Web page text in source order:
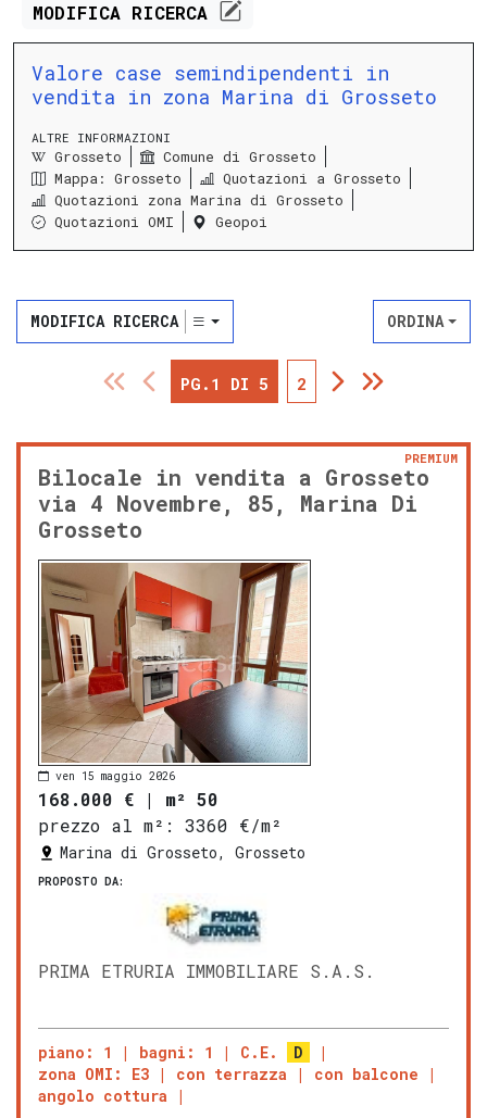
MODIFICA RICERCA
Valore case semindipendenti in
vendita in zona Marina di Grosseto
ALTRE INFORMAZIONI
Grosseto
Comune di Grosseto
Mappa: Grosseto
Quotazioni a Grosseto
Quotazioni zona Marina di Grosseto
Quotazioni OMI
Geopoi
MODIFICA RICERCA ORDINA
PG.1 DI 5 2
Bilocale in vendita a Grosseto
via 4 Novembre, 85, Marina Di
Grosseto
PREMIUM
ven 15 maggio 2026
168.000 € | m² 50
prezzo al m²:
3360 €/m²
Marina di Grosseto, Grosseto
PROPOSTO DA:
PRIMA ETRURIA IMMOBILIARE S.A.S.
piano: 1 bagni: 1 C.E.
D
zona OMI: E3
con terrazza
con balcone
angolo cottura